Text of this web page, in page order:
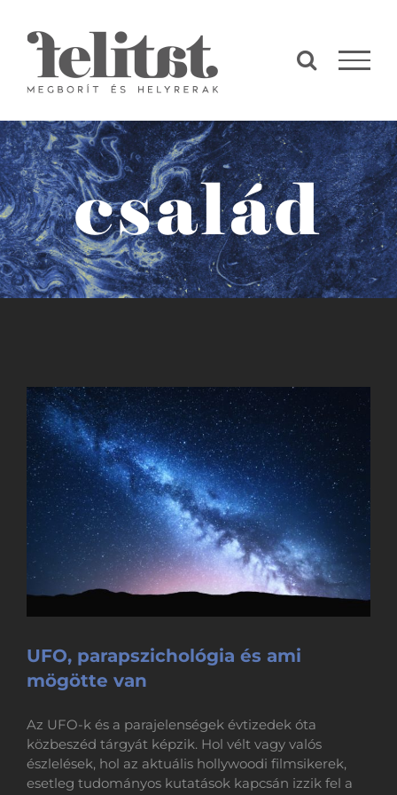
család
UFO, parapszichológia és ami
mögötte van
Az UFO-k és a parajelenségek évtizedek óta
közbeszéd tárgyát képzik. Hol vélt vagy valós
észlelések, hol az aktuális hollywoodi filmsikerek,
esetleg tudományos kutatások kapcsán izzik fel a